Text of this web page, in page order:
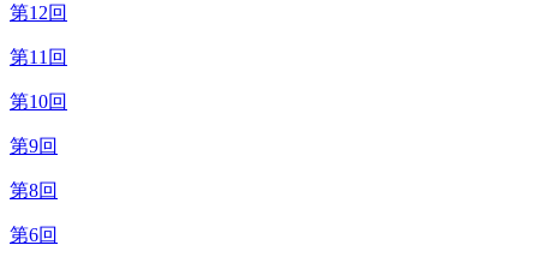
第12回
第11回
第10回
第9回
第8回
第6回